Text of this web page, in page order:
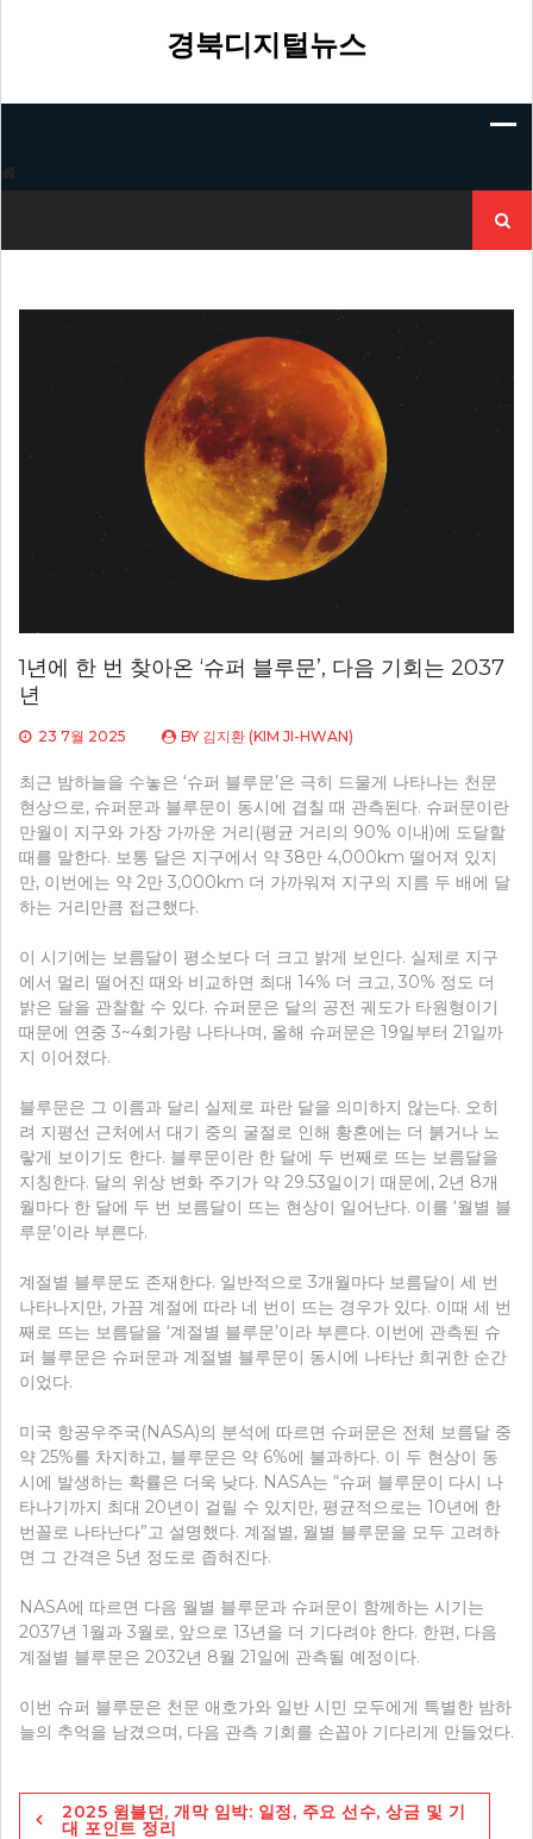
경북디지털뉴스
1년에 한 번 찾아온 ‘슈퍼 블루문’, 다음 기회는 2037
년
23 7월 2025 BY 김지환 (KIM JI-HWAN)
최근 밤하늘을 수놓은 ‘슈퍼 블루문’은 극히 드물게 나타나는 천문
현상으로, 슈퍼문과 블루문이 동시에 겹칠 때 관측된다. 슈퍼문이란
만월이 지구와 가장 가까운 거리(평균 거리의 90% 이내)에 도달할
때를 말한다. 보통 달은 지구에서 약 38만 4,000km 떨어져 있지
만, 이번에는 약 2만 3,000km 더 가까워져 지구의 지름 두 배에 달
하는 거리만큼 접근했다.
이 시기에는 보름달이 평소보다 더 크고 밝게 보인다. 실제로 지구
에서 멀리 떨어진 때와 비교하면 최대 14% 더 크고, 30% 정도 더
밝은 달을 관찰할 수 있다. 슈퍼문은 달의 공전 궤도가 타원형이기
때문에 연중 3~4회가량 나타나며, 올해 슈퍼문은 19일부터 21일까
지 이어졌다.
블루문은 그 이름과 달리 실제로 파란 달을 의미하지 않는다. 오히
려 지평선 근처에서 대기 중의 굴절로 인해 황혼에는 더 붉거나 노
랗게 보이기도 한다. 블루문이란 한 달에 두 번째로 뜨는 보름달을
지칭한다. 달의 위상 변화 주기가 약 29.53일이기 때문에, 2년 8개
월마다 한 달에 두 번 보름달이 뜨는 현상이 일어난다. 이를 ‘월별 블
루문’이라 부른다.
계절별 블루문도 존재한다. 일반적으로 3개월마다 보름달이 세 번
나타나지만, 가끔 계절에 따라 네 번이 뜨는 경우가 있다. 이때 세 번
째로 뜨는 보름달을 ‘계절별 블루문’이라 부른다. 이번에 관측된 슈
퍼 블루문은 슈퍼문과 계절별 블루문이 동시에 나타난 희귀한 순간
이었다.
미국 항공우주국(NASA)의 분석에 따르면 슈퍼문은 전체 보름달 중
약 25%를 차지하고, 블루문은 약 6%에 불과하다. 이 두 현상이 동
시에 발생하는 확률은 더욱 낮다. NASA는 “슈퍼 블루문이 다시 나
타나기까지 최대 20년이 걸릴 수 있지만, 평균적으로는 10년에 한
번꼴로 나타난다”고 설명했다. 계절별, 월별 블루문을 모두 고려하
면 그 간격은 5년 정도로 좁혀진다.
NASA에 따르면 다음 월별 블루문과 슈퍼문이 함께하는 시기는
2037년 1월과 3월로, 앞으로 13년을 더 기다려야 한다. 한편, 다음
계절별 블루문은 2032년 8월 21일에 관측될 예정이다.
이번 슈퍼 블루문은 천문 애호가와 일반 시민 모두에게 특별한 밤하
늘의 추억을 남겼으며, 다음 관측 기회를 손꼽아 기다리게 만들었다.
글
탐
2025 윔블던, 개막 임박: 일정, 주요 선수, 상금 및 기
대 포인트 정리